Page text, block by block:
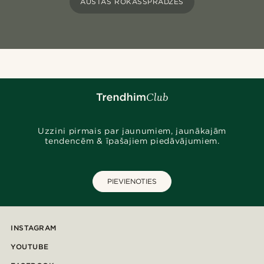
Uzzini pirmais par jaunumiem, jaunākajām
tendencēm & īpašajiem piedāvājumiem.
PIEVIENOTIES
INSTAGRAM
YOUTUBE